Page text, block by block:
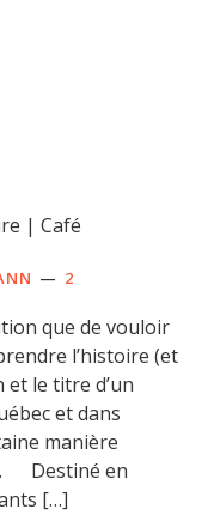
| Café
2
que de vouloir
l’histoire (et
et le titre d’un
et dans
manière
Destiné en
[…]